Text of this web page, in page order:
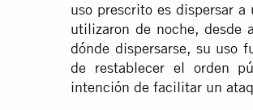
uso prescrito es dispersar
utilizaron de noche, desde
dónde dispersarse, su uso
de restablecer el orden
intención de facilitar un